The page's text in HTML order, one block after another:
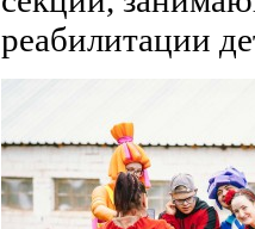
реабилитации